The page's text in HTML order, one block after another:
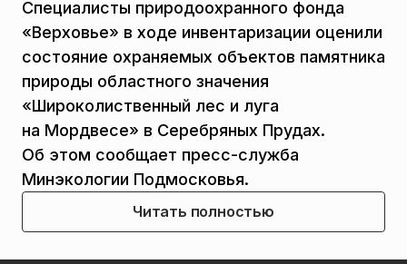
Специалисты природоохранного фонда
«Верховье» в ходе инвентаризации оценили
состояние охраняемых объектов памятника
природы областного значения
«Широколиственный лес и луга
на Мордвесе» в Серебряных Прудах.
Об этом сообщает пресс-служба
Минэкологии Подмосковья.
Читать полностью